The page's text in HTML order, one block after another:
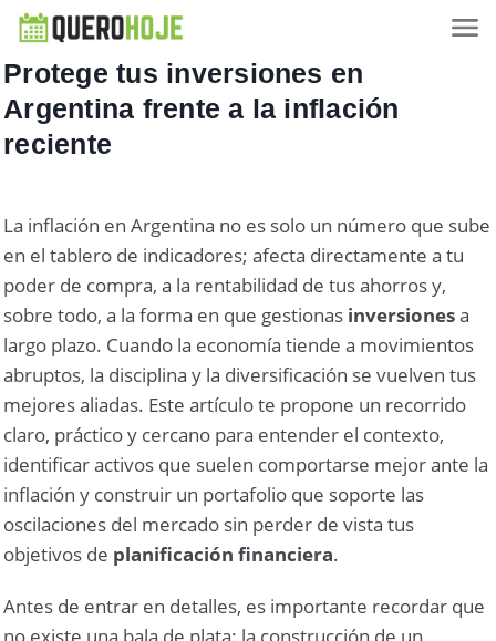
Protege tus inversiones en
Argentina frente a la inflación
reciente
La inflación en Argentina no es solo un número que sube
en el tablero de indicadores; afecta directamente a tu
poder de compra, a la rentabilidad de tus ahorros y,
sobre todo, a la forma en que gestionas inversionesa
largo plazo. Cuando la economía tiende a movimientos
abruptos, la disciplina y la diversificación se vuelven tus
mejores aliadas. Este artículo te propone un recorrido
claro, práctico y cercano para entender el contexto,
identificar activos que suelen comportarse mejor ante la
inflación y construir un portafolio que soporte las
oscilaciones del mercado sin perder de vista tus
objetivos de planificación financiera.
Antes de entrar en detalles, es importante recordar que